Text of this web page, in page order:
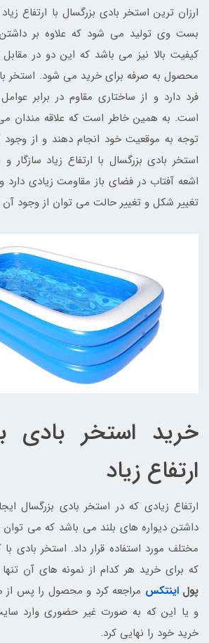
ارزان ترین استخر بادی بزرگسال با ارتفاع
بست وی تولید می شود که علاوه بر
کیفیت بالا نیز می باشد که این دو در
محصول به صرفه برای خرید می شود. استخر
فرد دارد و از ساختاری مقاوم در برابر
است. به همین خاطر است که علاقه مندان می
توجه به موقعیت خود انجام دهند و از وجود
استخر بادی بزرگسال با ارتفاع زیاد سازگار
اشعه آفتاب در فضای باز مقاومت زیادی دارد
تغییر شکل و تغییر حالت می توان از وجود آن
خرید استخر بادی
ارتفاع زیاد
ارتفاع زیادی که در استخر بادی بزرگسال
داشتن دیواره های بلند می باشد که می
مختلف مورد استفاده قرار داد. استخر بادی
که برای خرید هر کدام از نمونه های آن
پولاینتکس مراجعه کرد و محصول را پس از
و یا این که به صورت غیر حضوری وارد
خرید خود را نهایی کرد.